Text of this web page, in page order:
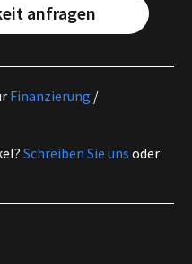
anfragen
Finanzierung /
Schreiben Sie uns oder